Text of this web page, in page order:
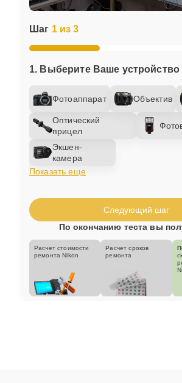
Шаг 1 из 3
1. Выберите Ваше устройство
Фотоаппарат Объектив
Оптический
прицел
Экшен-
камера
Показать еще
Следующий шаг
По окончанию теста вы
Расчет стоимости
ремонта Nikon
Расчет сроков
ремонта